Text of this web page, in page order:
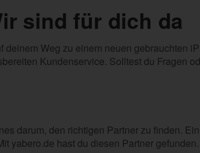
sind für dich da
Weg zu einem neuen gebrauchten
Kundenservice. Solltest du Fragen
darum, den richtigen Partner zu finden. Ein
yabero.de hast du diesen Partner gefunden.